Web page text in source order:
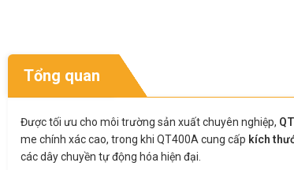
Tổng quan
Được tối ưu cho môi trường sản xuất chuyên nghiệp,
me chính xác cao, trong khi QT400A cung cấp kích
các dây chuyền tự động hóa hiện đại.